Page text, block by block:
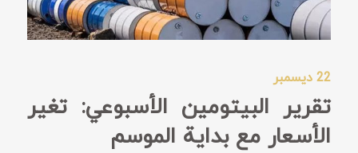
22 ديسمبر
تقرير البيتومين الأسبوعي: تغير
الأسعار مع بداية الموسم